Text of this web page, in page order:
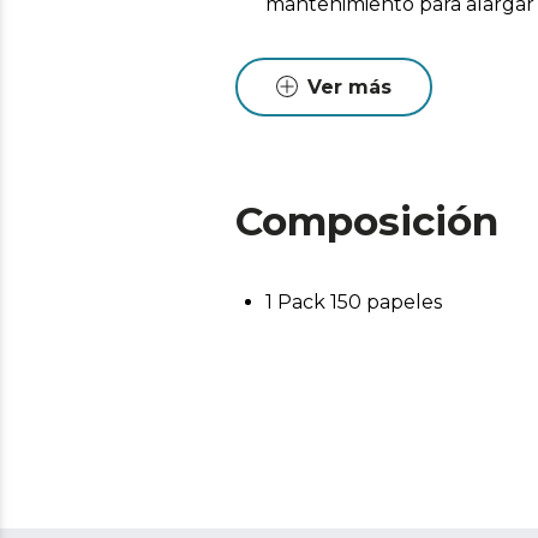
Ver más
Composición
1 Pack 150 papeles